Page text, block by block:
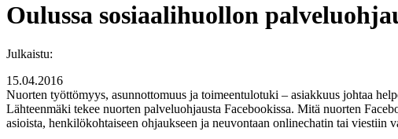
Oulussa sosiaalihuollon
Julkaistu:
15.04.2016
Nuorten työttömyys, asunnottomuus ja toimeentulotuki – asiakkuus johtaa
Lähteenmäki tekee nuorten palveluohjausta Facebookissa. Mitä nuorten
asioista, henkilökohtaiseen ohjaukseen ja neuvontaan onlinechatin tai